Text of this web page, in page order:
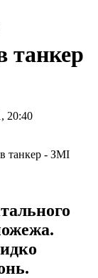
танкер
20:40